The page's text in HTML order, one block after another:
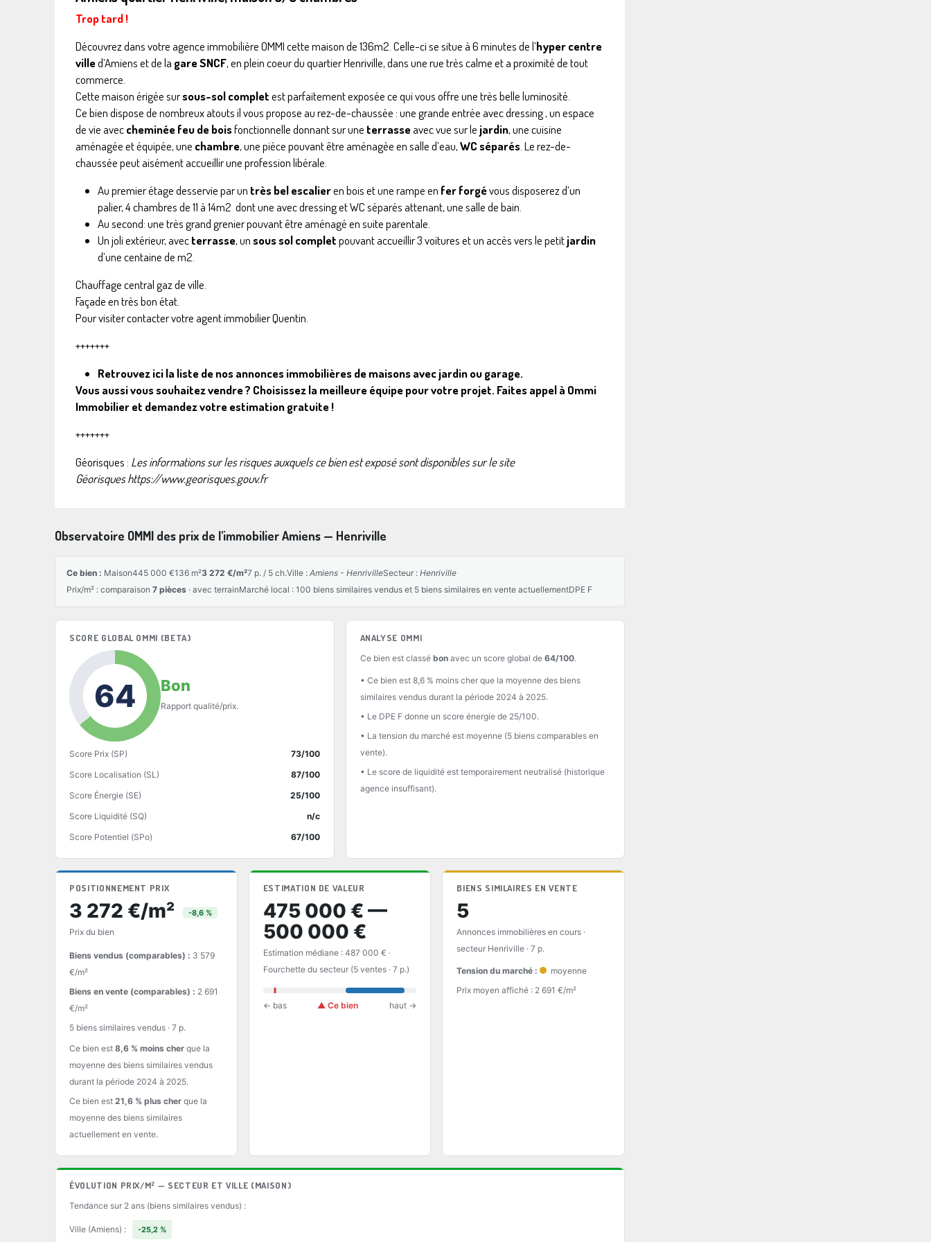
Trop tard !
Découvrez dans votre agence immobilière OMMI cette maison de 136m2. Celle-ci se situe à 6 minutes de l’hyper centre
villed’Amiens et de la gare SNCF, en plein coeur du quartier Henriville, dans une rue très calme et a proximité de tout
commerce.
Cette maison érigée sursous-sol completest parfaitement exposée ce qui vous offre une très belle luminosité.
Ce bien dispose de nombreux atouts il vous propose au rez-de-chaussée : une grande entrée avec dressing , un espace
de vie aveccheminée feu de boisfonctionnelle donnant sur une terrasseavec vue sur le jardin, une cuisine
aménagée et équipée, une chambre, une pièce pouvant être aménagée en salle d’eau,WC séparés . Le rez-de-
chaussée peut aisément accueillir une profession libérale.
Au premier étage desservie par un très bel escalieren bois et une rampe en fer forgévous disposerez d’un
palier, 4 chambres de 11 à 14m2 dont une avec dressing et WC séparés attenant, une salle de bain.
Au second: une très grand grenier pouvant être aménagé en suite parentale.
Un joli extérieur, avecterrasse, unsous sol completpouvant accueillir 3 voitures et un accès vers le petitjardin
d’une centaine de m2.
Chauffage central gaz de ville.
Façade en très bon état.
Pour visiter contacter votre agent immobilier Quentin.
+++++++
Retrouvez ici la liste de nos annonces immobilières de maisons avec jardin ou garage.
Vous aussi vous souhaitez vendre ? Choisissez la meilleure équipe pour votre projet. Faites appel à Ommi
Immobilier et demandez votre estimation gratuite!
+++++++
Géorisques : Les informations sur les risques auxquels ce bien est exposé sont disponibles sur le site
Géorisqueshttps://www.georisques.gouv.fr
Observatoire OMMI des prix de l'immobilier Amiens — Henriville
Ce bien : Maison445 000 €136 m²3 272 €/m²7 p. / 5 ch.Ville : Amiens - HenrivilleSecteur : Henriville
Prix/m² : comparaison 7 pièces · avec terrainMarché local : 100 biens similaires vendus et 5 biens similaires en vente actuellementDPE F
SCORE GLOBAL OMMI (BETA)
64 Bon
Rapport qualité/prix.
Score Prix (SP)
73/100
Score Localisation (SL)
87/100
Score Énergie (SE)
25/100
Score Liquidité (SQ)
n/c
Score Potentiel (SPo)
67/100
ANALYSE OMMI
Ce bien est classé bonavec un score global de 64/100.
• Ce bien est 8,6 % moins cher que la moyenne des biens
similaires vendus durant la période 2024 à 2025.
• Le DPE F donne un score énergie de 25/100.
• La tension du marché est moyenne (5 biens comparables en
vente).
• Le score de liquidité est temporairement neutralisé (historique
agence insuffisant).
POSITIONNEMENT PRIX
3 272 €/m² -8,6 %
Prix du bien
Biens vendus (comparables) : 3 579
€/m²
Biens en vente (comparables) : 2 691
€/m²
5 biens similaires vendus · 7 p.
Ce bien est 8,6 % moins cher que la
moyenne des biens similaires vendus
durant la période 2024 à 2025.
Ce bien est 21,6 % plus cher que la
moyenne des biens similaires
actuellement en vente.
ESTIMATION DE VALEUR
475 000 € —
500 000 €
Estimation médiane : 487 000 € ·
Fourchette du secteur (5 ventes · 7 p.)
← bas ▲ Ce bien haut →
BIENS SIMILAIRES EN VENTE
5
Annonces immobilières en cours ·
secteur Henriville · 7 p.
Tension du marché :
moyenne
Prix moyen affiché : 2 691 €/m²
ÉVOLUTION PRIX/M² — SECTEUR ET VILLE (MAISON)
Tendance sur 2 ans (biens similaires vendus) :
Ville (Amiens) : -25,2 %